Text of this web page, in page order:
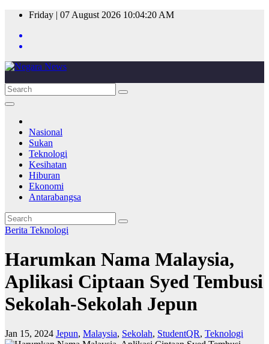
Skip
content
Friday | 07 August 2026 10:04:20 AM
Nasional
Sukan
Teknologi
Kesihatan
Hiburan
Ekonomi
Antarabangsa
Berita Teknologi
Harumkan Nama Malaysia,
Aplikasi Ciptaan Syed Tembusi
Sekolah-Sekolah Jepun
Jan 15, 2024 Jepun, Malaysia, Sekolah, StudentQR, Teknologi